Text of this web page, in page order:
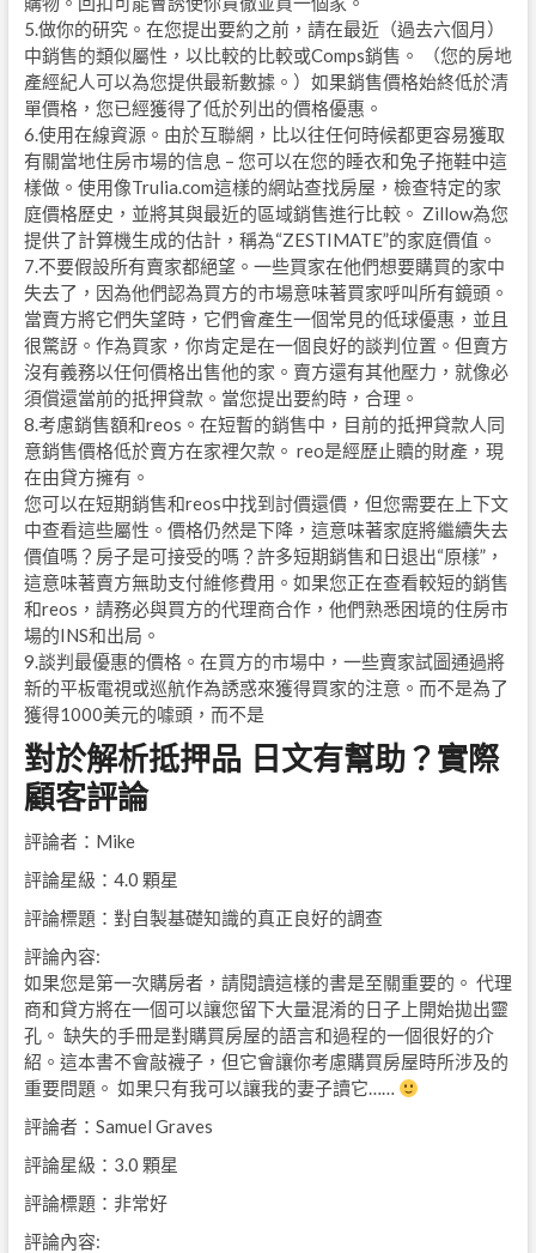
5.做你的研究。在您提出要約之前，請在最近（過去六個月）
中銷售的類似屬性，以比較的比較或Comps銷售。 （您的房地
產經紀人可以為您提供最新數據。）如果銷售價格始終低於清
單價格，您已經獲得了低於列出的價格優惠。
6.使用在線資源。由於互聯網，比以往任何時候都更容易獲取
有關當地住房市場的信息 – 您可以在您的睡衣和兔子拖鞋中這
樣做。使用像Trulia.com這樣的網站查找房屋，檢查特定的家
庭價格歷史，並將其與最近的區域銷售進行比較。 Zillow為您
提供了計算機生成的估計，稱為“ZESTIMATE”的家庭價值。
7.不要假設所有賣家都絕望。一些買家在他們想要購買的家中
失去了，因為他們認為買方的市場意味著買家呼叫所有鏡頭。
當賣方將它們失望時，它們會產生一個常見的低球優惠，並且
很驚訝。作為買家，你肯定是在一個良好的談判位置。但賣方
沒有義務以任何價格出售他的家。賣方還有其他壓力，就像必
須償還當前的抵押貸款。當您提出要約時，合理。
8.考慮銷售額和reos。在短暫的銷售中，目前的抵押貸款人同
意銷售價格低於賣方在家裡欠款。 reo是經歷止贖的財產，現
在由貸方擁有。
您可以在短期銷售和reos中找到討價還價，但您需要在上下文
中查看這些屬性。價格仍然是下降，這意味著家庭將繼續失去
價值嗎？房子是可接受的嗎？許多短期銷售和日退出“原樣”，
這意味著賣方無助支付維修費用。如果您正在查看較短的銷售
和reos，請務必與買方的代理商合作，他們熟悉困境的住房市
場的INS和出局。
9.談判最優惠的價格。在買方的市場中，一些賣家試圖通過將
新的平板電視或巡航作為誘惑來獲得買家的注意。而不是為了
獲得1000美元的噱頭，而不是
對於解析抵押品 日文有幫助？實際
顧客評論
評論者：Mike
評論星級：4.0 顆星
評論標題：對自製基礎知識的真正良好的調查
評論內容:
如果您是第一次購房者，請閱讀這樣的書是至關重要的。 代理
商和貸方將在一個可以讓您留下大量混淆的日子上開始拋出靈
孔。 缺失的手冊是對購買房屋的語言和過程的一個很好的介
紹。這本書不會敲襪子，但它會讓你考慮購買房屋時所涉及的
重要問題。 如果只有我可以讓我的妻子讀它……
評論者：Samuel Graves
評論星級：3.0 顆星
評論標題：非常好
評論內容: